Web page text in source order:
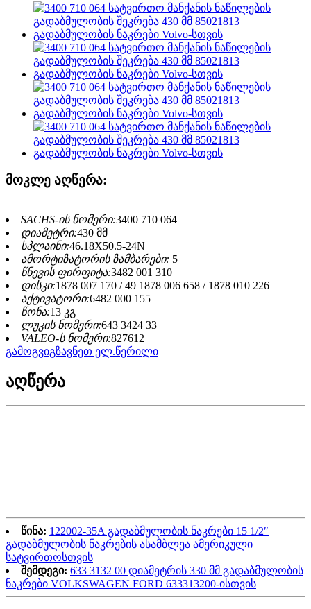
მოკლე აღწერა:
SACHS-ის ნომერი:3400 710 064
დიამეტრი:430 მმ
სპლაინი:46.18X50.5-24N
ამორტიზატორის ზამბარები: 5
წნევის ფირფიტა:3482 001 310
დისკი:1878 007 170 / 49 1878 006 658 / 1878 010 226
აქტივატორი:6482 000 155
წონა:13 კგ
ლუკის ნომერი:643 3424 33
VALEO-ს ნომერი:827612
გამოგვიგზავნეთ ელ.წერილი
აღწერა
წინა: 122002-35A გადაბმულობის ნაკრები 15 1/2″
გადაბმულობის ნაკრების ასამბლეა ამერიკული
სატვირთოსთვის
შემდეგი: 633 3132 00 დიამეტრის 330 მმ გადაბმულობის
ნაკრები VOLKSWAGEN FORD 633313200-ისთვის